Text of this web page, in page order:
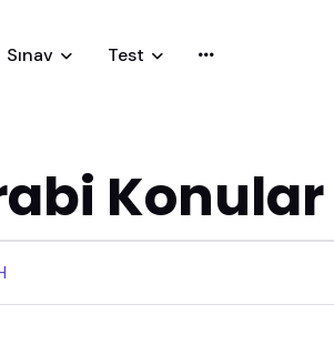
Sınav Test
Konular